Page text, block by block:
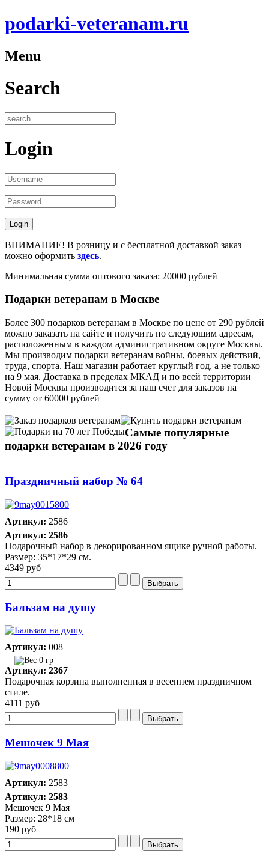
podarki-veteranam.ru
Menu
Search
Login
ВНИМАНИЕ! В розницу и с бесплатной доставкой заказ
можно оформить здесь.
Минимальная сумма оптового заказа: 20000 рублей
Подарки ветеранам в Москве
Более 300 подарков ветеранам в Москве по цене от 290 рублей
можно заказать на сайте и получить по следующим адресам,
расположенным в каждом административном округе Москвы.
Мы производим подарки ветеранам войны, боевых действий,
труда, спорта. Наш магазин работает круглый год, а не только
на 9 мая. Доставка в пределах МКАД и по всей территории
Новой Москвы производится за наш счет для заказов на
сумму от 60000 рублей
Самые популярные
подарки ветеранам в 2026 году
Праздничный набор № 64
Артикул: 2586
Артикул: 2586
Подарочный набор в декорированном ящике ручной работы.
Размер: 35*17*29 см.
4349 руб
Бальзам на душу
Артикул: 008
0 гр
Артикул: 2367
Подарочная корзина выполненная в весеннем праздничном
стиле.
4111 руб
Мешочек 9 Мая
Артикул: 2583
Артикул: 2583
Мешочек 9 Мая
Размер: 28*18 см
190 руб